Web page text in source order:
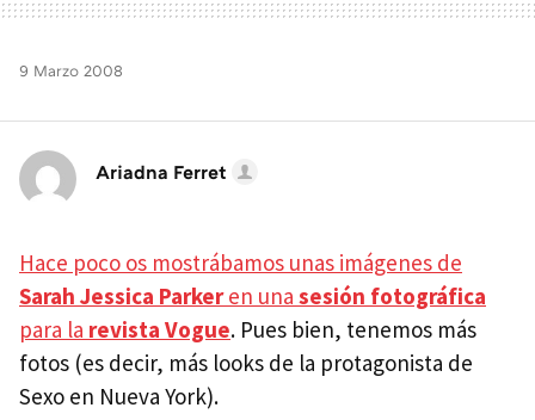
9 Marzo 2008
Ariadna Ferret
Hace poco os mostrábamos unas imágenes de
Sarah Jessica Parkeren una sesión fotográfica
para la revista Vogue. Pues bien, tenemos más
fotos (es decir, más looks de la protagonista de
Sexo en Nueva York).